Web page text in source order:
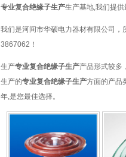
专业复合绝缘子生产生产基地,我们提供
我们是河间市华硕电力器材有限公司 ，
3867062 ！
生产专业复合绝缘子生产产品形式较多
生产的专业复合绝缘子生产方面的产品
年,是您最佳选择。